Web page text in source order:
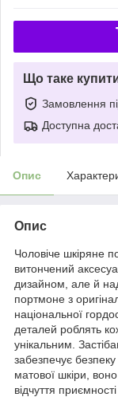
Що таке
Замовлення
Доступна
Опис
Опис
Чоловіче шкіряне
витончений
дизайном, але й
портмоне з
національної
деталей роблять
унікальним.
забезпечує
матової шкіри,
відчуття